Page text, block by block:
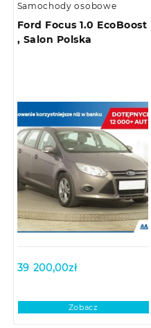
Samochody osobowe
Ford Focus 1.0 EcoBoost
, Salon Polska
39 200,00zł
Zobacz